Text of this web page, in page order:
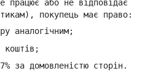
працює або не відповідає
покупець має право:
аналогічним;
коштів;
за домовленістю сторін.